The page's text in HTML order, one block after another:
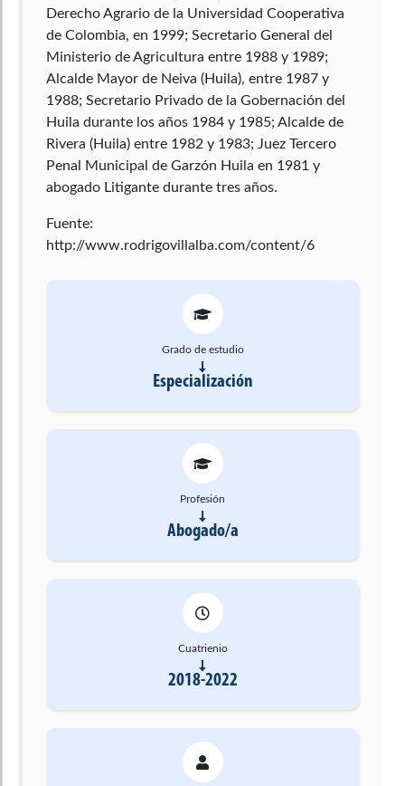
Derecho Agrario de la Universidad Cooperativa
de Colombia, en 1999; Secretario General del
Ministerio de Agricultura entre 1988 y 1989;
Alcalde Mayor de Neiva (Huila), entre 1987 y
1988; Secretario Privado de la Gobernación del
Huila durante los años 1984 y 1985; Alcalde de
Rivera (Huila) entre 1982 y 1983; Juez Tercero
Penal Municipal de Garzón Huila en 1981 y
abogado Litigante durante tres años.
Fuente:
http://www.rodrigovillalba.com/content/6
Grado de estudio
Especialización
Profesión
Abogado/a
Cuatrienio
2018-2022